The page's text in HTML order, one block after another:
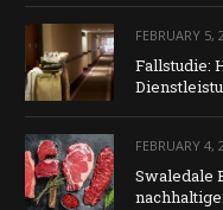
FEBRUARY 5,
Fallstudie:
FEBRUARY 4,
Swaledale